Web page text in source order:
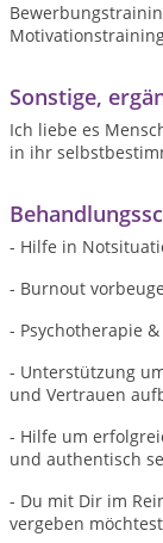
Sonstige,
Ich liebe es
in ihr
- Hilfe in
- Burnout
- Psychotherapie
- Unterstützung
und Vertrauen
- Hilfe um
und authentisch
- Du mit Dir im
vergeben möchtest